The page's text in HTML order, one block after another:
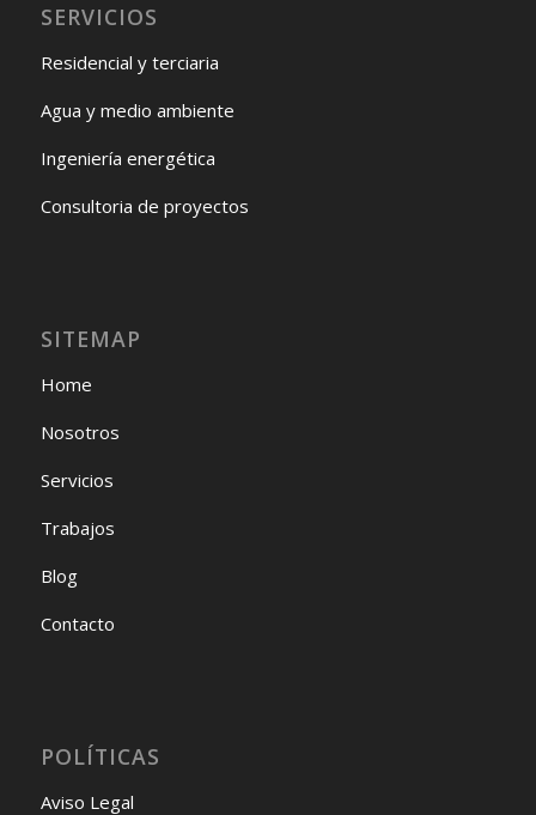
SERVICIOS
Residencial y terciaria
Agua y medio ambiente
Ingeniería energética
Consultoria de proyectos
SITEMAP
Home
Nosotros
Servicios
Trabajos
Blog
Contacto
POLÍTICAS
Aviso Legal